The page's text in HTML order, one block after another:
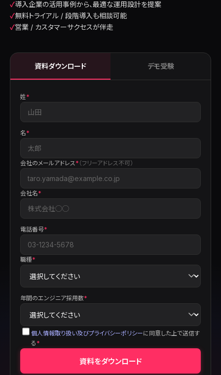
✓導入企業の活用事例から、最適な運用設計を提案
✓無料トライアル / 段階導入も相談可能
✓営業 / カスタマーサクセスが伴走
資料ダウンロード デモ受験
姓*
名*
会社のメールアドレス* （フリーアドレス不可）
会社名*
電話番号*
職種*
年間のエンジニア採用数*
個人情報取り扱い及びプライバシーポリシーに同意した上で送信す
る *
資料をダウンロード